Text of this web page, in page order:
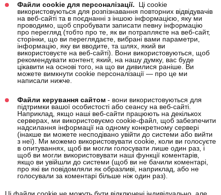
Файли cookie для персоналізації. Ці cookie
використовуються для розпізнавання повторних відвідувачів
на веб-сайті та в поєднанні з іншою інформацією, яку ми
проводимо, щоб спробувати записати певну інформацію
про перегляд (тобто про те, як ви потрапляєте на веб-сайт,
сторінки, що ви переглядаєте, вибрані вами параметри,
інформацію, яку ви вводите, та шлях, який ви
використовуєте на веб-сайті). Вони використовуються, щоб
рекомендувати контент, який, на нашу думку, вас буде
цікавити на основі того, на що ви дивилися раніше. Ви
можете вимкнути cookie персоналізації — про це ми
написали нижче.
Файли керування сайтом - вони використовуються для
підтримки вашої особистості або сеансу на веб-сайті.
Наприклад, якщо наші веб-сайти працюють на декількох
серверах, ми використовуємо cookie-файл, щоб забезпечити
надсилання інформації на одному конкретному сервері
(інакше ви можете несподівано увійти до системи або вийти
з неї). Ми можемо використовувати cookie, коли ви голосуєте
в опитуваннях, щоб ви могли голосувати лише один раз, і
щоб ви могли використовувати наші функції коментарів,
якщо ви увійшли до системи (щоб ви не бачили коментарі,
про які ви повідомляли як образливі, наприклад, або не
голосували за коментарі більше ніж один раз).